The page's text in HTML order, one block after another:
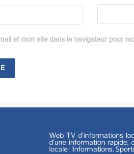
et mon site dans le navigateur pour
Web TV d’informations
d’une information
locale : Informations,